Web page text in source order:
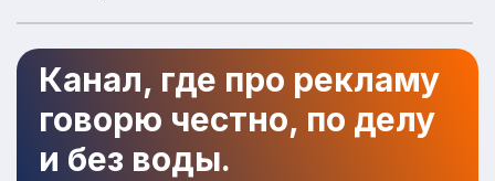
Канал, где про рекламу
говорю честно, по делу
и без воды.